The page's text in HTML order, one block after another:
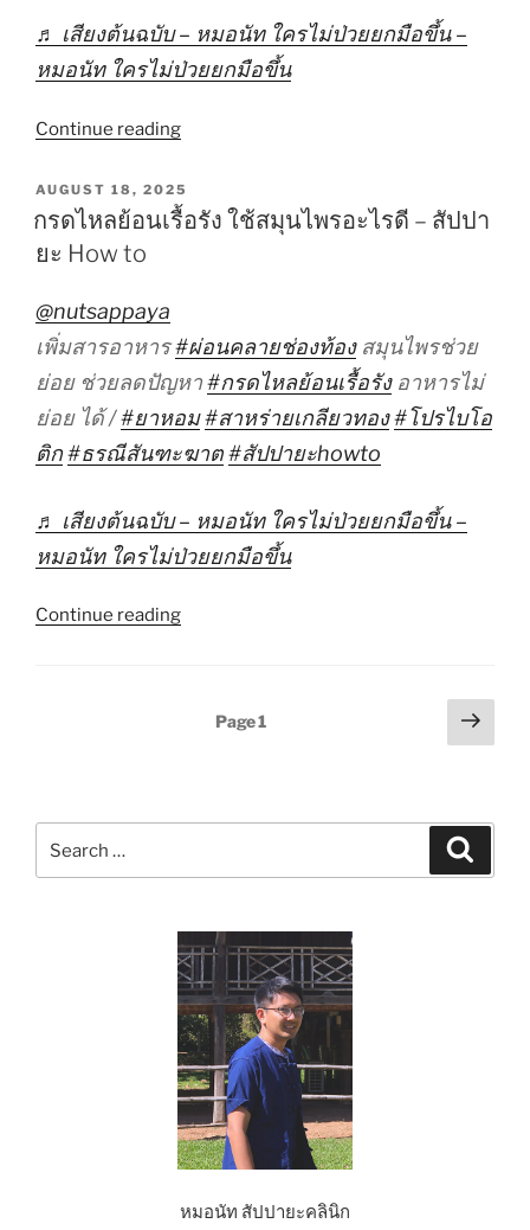
♬ เสียงต้นฉบับ – หมอนัท ใครไม่ป่วยยกมือขึ้น –
หมอนัท ใครไม่ป่วยยกมือขึ้น
Continue reading“3
ของ
โรค
ปายะ
How
to”
POSTED
AUGUST 18, 2025
กรดไหลย้อนเรื้อรัง ใช้สมุนไพรอะไรดี – สัปปา
ยะ How to
@nutsappaya
เพิ่มสารอาหาร#ผ่อนคลายช่องท้องสมุนไพรช่วย
ย่อย ช่วยลดปัญหา#กรดไหลย้อนเรื้อรังอาหารไม่
ย่อย ได้ /#ยาหอม#สาหร่ายเกลียวทอง#โปรไบโอ
ติก#ธรณีสันฑะฆาต#สัปปายะhowto
♬ เสียงต้นฉบับ – หมอนัท ใครไม่ป่วยยกมือขึ้น –
หมอนัท ใครไม่ป่วยยกมือขึ้น
Continue reading“กรด
How
to”
Page1
Next
page
for:
หมอนัท สัปปายะคลินิก